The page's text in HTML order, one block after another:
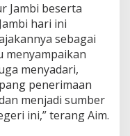
Jambi beserta
hari ini
sebagai
menyampaikan
menyadari,
penerimaan
menjadi sumber
ini,” terang Aim.